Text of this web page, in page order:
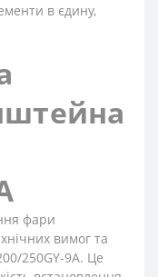
в єдину,
фари
вимог та
250GY-9A. Це